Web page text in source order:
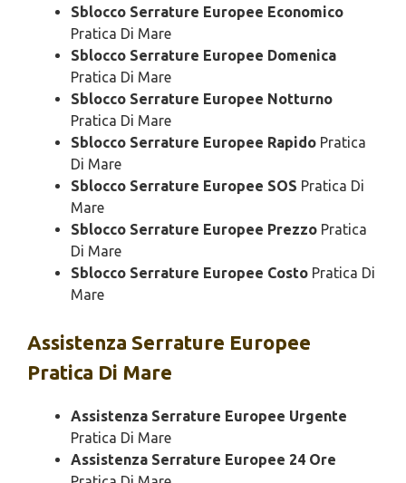
Sblocco Serrature Europee Economico
Pratica Di Mare
Sblocco Serrature Europee Domenica
Pratica Di Mare
Sblocco Serrature Europee Notturno
Pratica Di Mare
Sblocco Serrature Europee Rapido Pratica
Di Mare
Sblocco Serrature Europee SOS Pratica Di
Mare
Sblocco Serrature Europee Prezzo Pratica
Di Mare
Sblocco Serrature Europee Costo Pratica Di
Mare
Assistenza Serrature Europee
Pratica Di Mare
Assistenza Serrature Europee Urgente
Pratica Di Mare
Assistenza Serrature Europee 24 Ore